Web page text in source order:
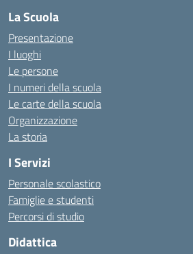
La Scuola
Presentazione
I luoghi
Le persone
I numeri della scuola
Le carte della scuola
Organizzazione
La storia
I Servizi
Personale scolastico
Famiglie e studenti
Percorsi di studio
Didattica